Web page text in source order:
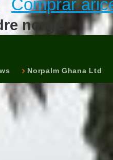
Comprar
norge
Norpalm Ghana Ltd